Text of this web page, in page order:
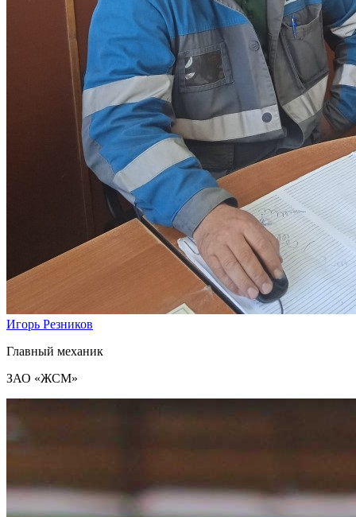
Игорь Резников
Главный механик
ЗАО «ЖСМ»